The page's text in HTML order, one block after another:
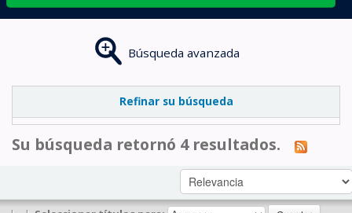
Búsqueda avanzada
Refinar su búsqueda
Su búsqueda retornó 4 resultados.